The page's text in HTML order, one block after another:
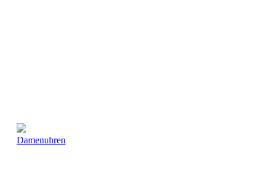
Damenuhren